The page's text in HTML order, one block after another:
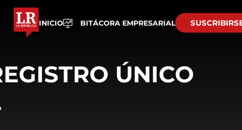
INICIO BITÁCORA EMPRESARIAL
ÚNICO